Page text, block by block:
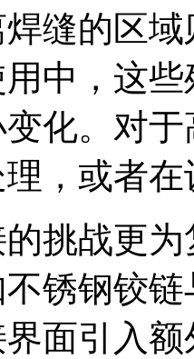
缝的区
中，这
化。对
，或者
挑战更
锈钢铰
面引入